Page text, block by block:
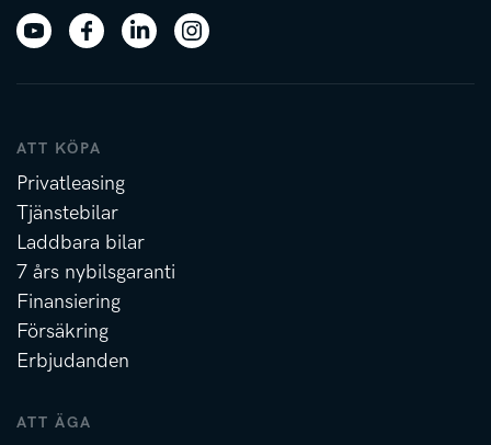
ATT KÖPA
Privatleasing
Tjänstebilar
Laddbara bilar
7 års nybilsgaranti
Finansiering
Försäkring
Erbjudanden
ATT ÄGA